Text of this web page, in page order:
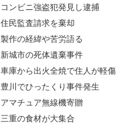
コンビニ強盗犯発見し逮捕
住民監査請求を棄却
製作の経緯や苦労語る
新城市の死体遺棄事件
車庫から出火全焼で住人が軽傷
豊川でひったくり事件発生
アマチュア無線機寄贈
三重の食材が大集合